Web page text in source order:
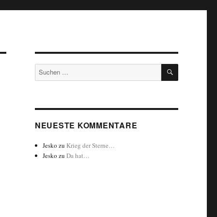
Suchen
nach:
SUCHEN
NEUESTE KOMMENTARE
Jesko zu Krieg der Sterne…
Jesko zuDa hat…